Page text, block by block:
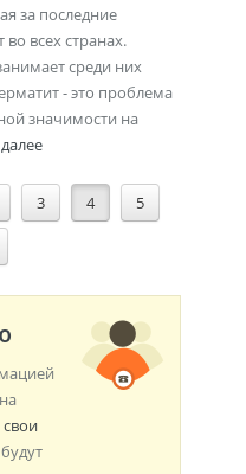
за последние
во всех странах.
среди них
- это проблема
значимости на
3 4 5